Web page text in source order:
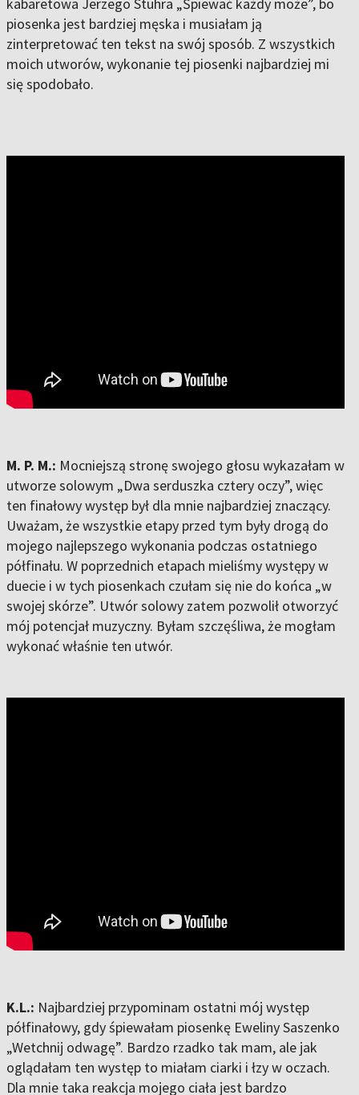
kabaretowa Jerzego Stuhra „Śpiewać każdy może”, bo
piosenka jest bardziej męska i musiałam ją
zinterpretować ten tekst na swój sposób. Z wszystkich
moich utworów, wykonanie tej piosenki najbardziej mi
się spodobało.
M. P. M.: Mocniejszą stronę swojego głosu wykazałam w
utworze solowym „Dwa serduszka cztery oczy”, więc
ten finałowy występ był dla mnie najbardziej znaczący.
Uważam, że wszystkie etapy przed tym były drogą do
mojego najlepszego wykonania podczas ostatniego
półfinału. W poprzednich etapach mieliśmy występy w
duecie i w tych piosenkach czułam się nie do końca „w
swojej skórze”. Utwór solowy zatem pozwolił otworzyć
mój potencjał muzyczny. Byłam szczęśliwa, że mogłam
wykonać właśnie ten utwór.
K.L.: Najbardziej przypominam ostatni mój występ
półfinałowy, gdy śpiewałam piosenkę Eweliny Saszenko
„Wetchnij odwagę”. Bardzo rzadko tak mam, ale jak
oglądałam ten występ to miałam ciarki i łzy w oczach.
Dla mnie taka reakcja mojego ciała jest bardzo